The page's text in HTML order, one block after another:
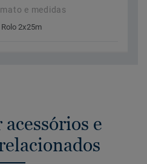
e medidas
Rolo 2x25m
e